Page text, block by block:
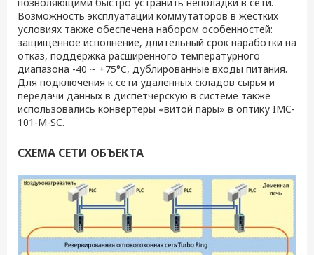
Возможность эксплуатации коммутаторов в жестких
условиях также обеспечена набором особенностей:
защищенное исполнение, длительный срок наработки на
отказ, поддержка расширенного температурного
диапазона -40 ~ +75°C, дублированные входы питания.
Для подключения к сети удаленных складов сырья и
передачи данных в диспетчерскую в системе также
использовались конвертеры «витой пары» в оптику IMC-
101-M-SC.
СХЕМА СЕТИ ОБЪЕКТА